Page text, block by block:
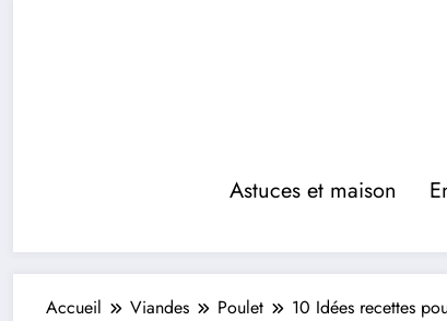
Astuces et maison
Accueil Viandes Poulet 10 Idées recettes